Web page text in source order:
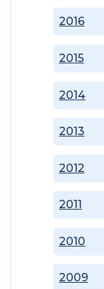
2009
2010
2011
2012
2013
2014
2015
2016